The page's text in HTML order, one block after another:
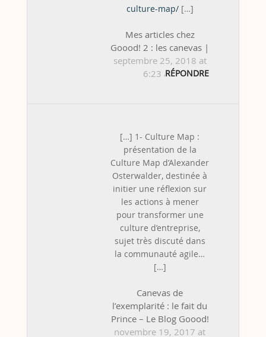
culture-map/[…]
Mes articles chez
Goood! 2 : les canevas |
septembre 25, 2018 at
6:23 amRÉPONDRE
[…] 1- Culture Map :
présentation de la
Culture Map d’Alexander
Osterwalder, destinée à
initier une réflexion sur
les actions à mener
pour transformer une
culture d’entreprise,
sujet très discuté dans
la communauté agile…
[…]
Canevas de
l’exemplarité : le fait du
Prince – Le Blog Goood!
novembre 19, 2017 at